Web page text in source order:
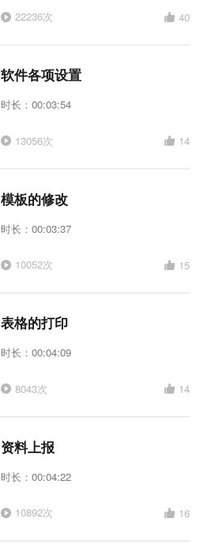
22236次 40
软件各项设置
时长：00:03:54
13056次 14
模板的修改
时长：00:03:37
10052次 15
表格的打印
时长：00:04:09
8043次 14
资料上报
时长：00:04:22
10892次 16